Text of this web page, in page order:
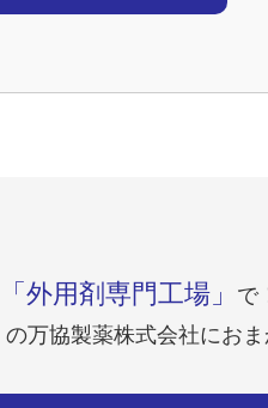
「外用剤専門工場」 で
の万協製薬株式会社にお